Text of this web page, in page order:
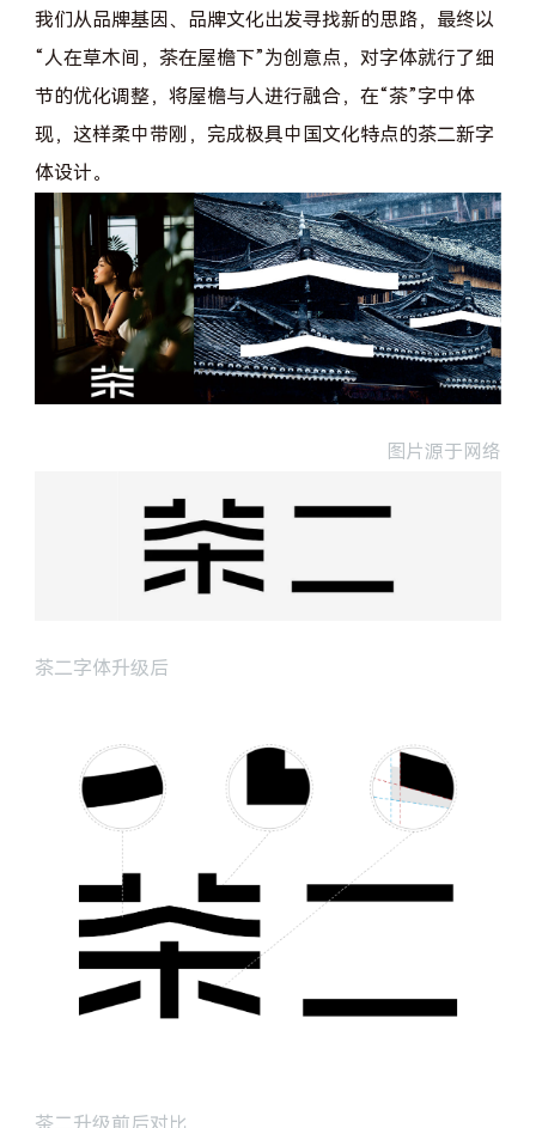
我们从品牌基因、品牌文化出发寻找新的思路，最终以
“人在草木间，茶在屋檐下”为创意点，对字体就行了细
节的优化调整，将屋檐与人进行融合，在“茶”字中体
现，这样柔中带刚，完成极具中国文化特点的茶二新字
体设计。
图片源于网络
茶二字体升级后
茶二升级前后对比